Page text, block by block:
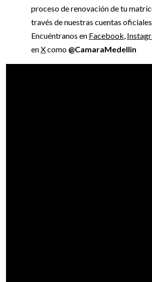
proceso de renovación de tu
través de nuestras cuentas
Encuéntranos en Facebook,
enXcomo @CamaraMedellin